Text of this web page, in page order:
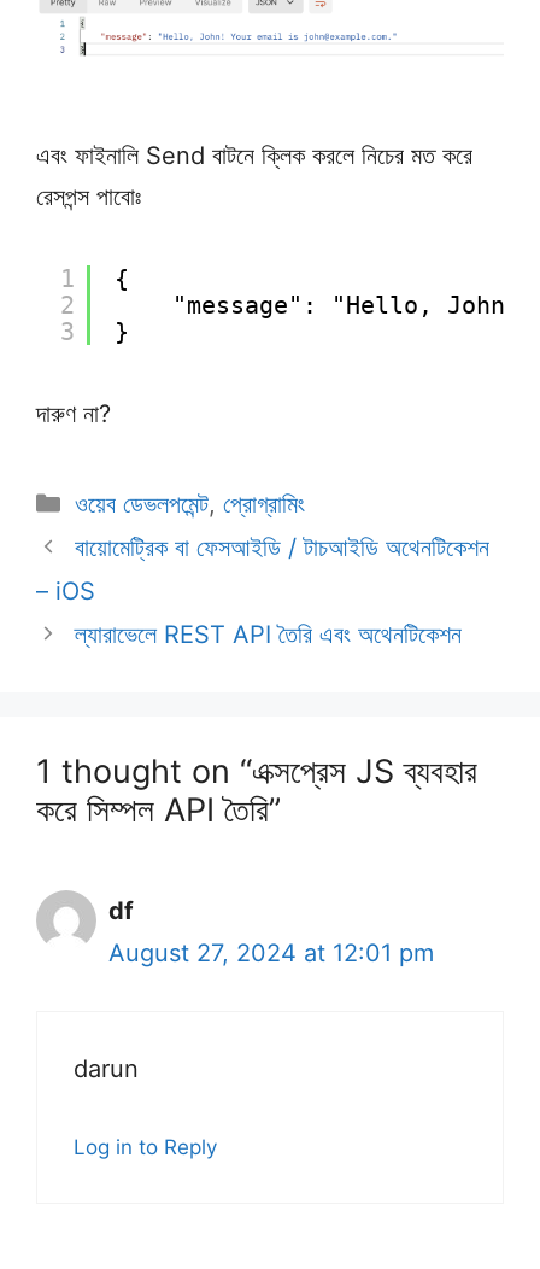
এবং ফাইনালি Send বাটনে ক্লিক করলে নিচের মত করে
রেসপন্স পাবোঃ
1
2
3
{
"message": "Hello, John!
}
দারুণ না?
Categories
ওয়েব ডেভলপমেন্ট, প্রোগ্রামিং
বায়োমেট্রিক বা ফেসআইডি / টাচআইডি অথেনটিকেশন
– iOS
ল্যারাভেলে REST API তৈরি এবং অথেনটিকেশন
1 thought on “এক্সপ্রেস JS ব্যবহার
করে সিম্পল API তৈরি”
df
August 27, 2024 at 12:01 pm
darun
Log in to Reply